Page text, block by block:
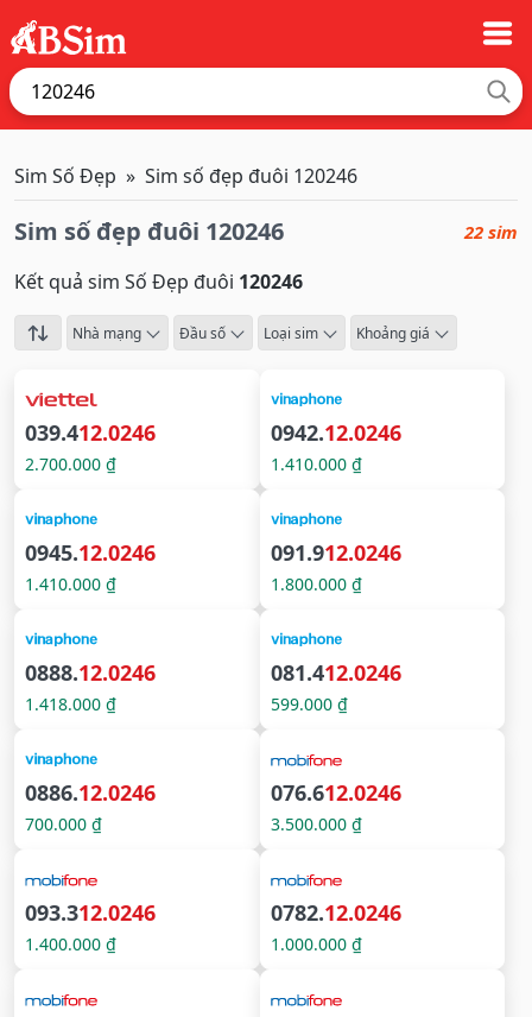
Sim Số Đẹp Sim số đẹp đuôi 120246
Sim số đẹp đuôi 120246 22 sim
Kết quả sim Số Đẹp đuôi 120246
Nhà mạng Đầu số Loại sim Khoảng giá
039.412.0246
2.700.000 ₫
0942.12.0246
1.410.000 ₫
0945.12.0246
1.410.000 ₫
091.912.0246
1.800.000 ₫
0888.12.0246
1.418.000 ₫
081.412.0246
599.000 ₫
0886.12.0246
700.000 ₫
076.612.0246
3.500.000 ₫
093.312.0246
1.400.000 ₫
0782.12.0246
1.000.000 ₫